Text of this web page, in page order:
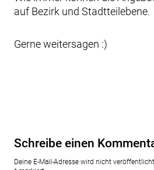
auf Bezirk und Stadtteilebene.
Gerne weitersagen :)
Schreibe einen
Deine E-Mail-Adresse wird nicht